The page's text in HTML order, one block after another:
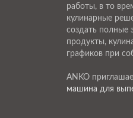
работы, в то
кулинарные
создать полные
продукты,
графиков при
ANKO
машина для